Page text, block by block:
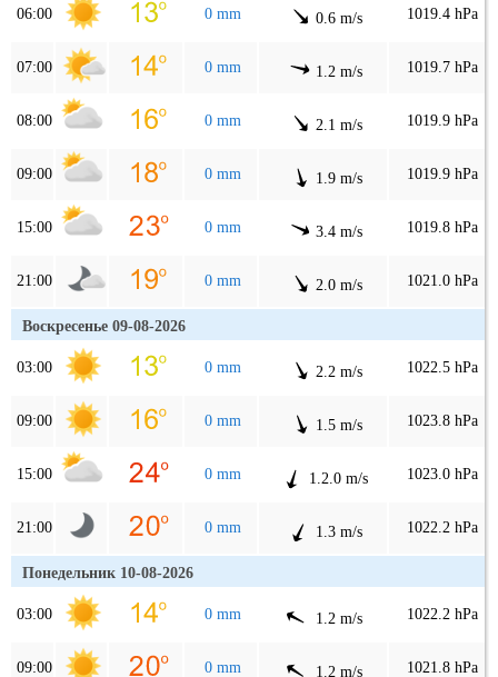
06:00 0 mm 0.6 m/s 1019.4 hPa
07:00 0 mm 1.2 m/s 1019.7 hPa
08:00 0 mm 2.1 m/s 1019.9 hPa
09:00 0 mm 1.9 m/s 1019.9 hPa
15:00 0 mm 3.4 m/s 1019.8 hPa
21:00 0 mm 2.0 m/s 1021.0 hPa
Воскресенье 09-08-2026
03:00 0 mm 2.2 m/s 1022.5 hPa
09:00 0 mm 1.5 m/s 1023.8 hPa
15:00 0 mm 1.2.0 m/s 1023.0 hPa
21:00 0 mm 1.3 m/s 1022.2 hPa
Понедельник 10-08-2026
03:00 0 mm 1.2 m/s 1022.2 hPa
09:00 0 mm 1.2 m/s 1021.8 hPa